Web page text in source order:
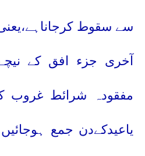
سے سقوط
آخری جزء افق کے
مفقودہ شرائط غروب
یاعیدکےدن جمع